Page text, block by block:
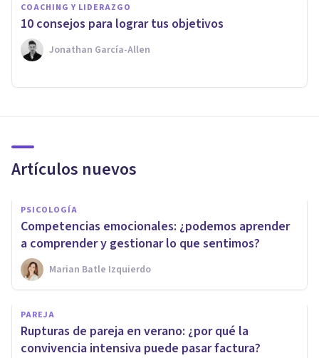
COACHING Y LIDERAZGO
​10 consejos para lograr tus objetivos
Jonathan García-Allen
Artículos nuevos
PSICOLOGÍA
Competencias emocionales: ¿podemos aprender
a comprender y gestionar lo que sentimos?
Marian Batle Izquierdo
PAREJA
Rupturas de pareja en verano: ¿por qué la
convivencia intensiva puede pasar factura?